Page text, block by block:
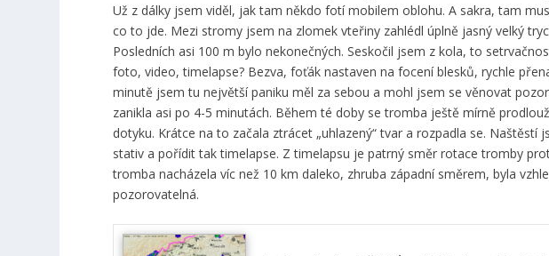
Už z dálky jsem viděl, jak tam někdo fotí mobilem oblohu. A sakra, tam
co to jde. Mezi stromy jsem na zlomek vteřiny zahlédl úplně jasný velký
Posledních asi 100 m bylo nekonečných. Seskočil jsem z kola, to
foto, video, timelapse? Bezva, foťák nastaven na focení blesků, rychle
minutě jsem tu největší paniku měl za sebou a mohl jsem se věnovat
zanikla asi po 4-5 minutách. Během té doby se tromba ještě mírně
dotyku. Krátce na to začala ztrácet „uhlazený“ tvar a rozpadla se.
stativ a pořídit tak timelapse. Z timelapsu je patrný směr rotace tromby
tromba nacházela víc než 10 km daleko, zhruba západní směrem, byla
pozorovatelná.